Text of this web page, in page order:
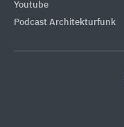
Youtube
Podcast Architekturfunk